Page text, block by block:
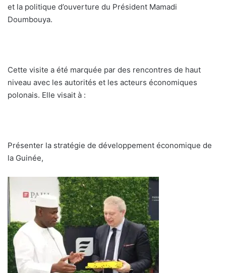
et la politique d’ouverture du Président Mamadi
Doumbouya.
Cette visite a été marquée par des rencontres de haut
niveau avec les autorités et les acteurs économiques
polonais. Elle visait à :
Présenter la stratégie de développement économique de
la Guinée,